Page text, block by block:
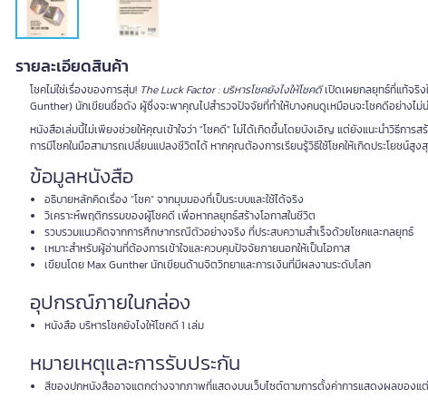
รายละเอียดสินค้า
โชคไม่ใช่เรื่องของการสุ่ม! The Luck Factor : บริหารโชคยังไงให้โชคดีเปิดเผยกลยุทธ์ที่แท้จริง
Gunther) นักเขียนชื่อดัง ผู้ซึ่งจะพาคุณไปสำรวจปัจจัยที่ทำให้บางคนดูเหมือนจะโชคดีอย่างไม่
หนังสือเล่มนี้ไม่เพียงช่วยให้คุณเข้าใจว่า "โชคดี" ไม่ได้เกิดขึ้นโดยบังเอิญ แต่ยังแนะนำวิธีการ
การมีโชคในมือสามารถเปลี่ยนแปลงชีวิตได้ หากคุณต้องการเรียนรู้วิธีใช้โชคให้เกิดประโยช
ข้อมูลหนังสือ
อธิบายหลักคิดเรื่อง “โชค” จากมุมมองที่เป็นระบบและใช้ได้จริง
วิเคราะห์พฤติกรรมของผู้โชคดี เพื่อหากลยุทธ์สร้างโอกาสในชีวิต
รวบรวมแนวคิดจากการศึกษากรณีตัวอย่างจริง ที่ประสบความสำเร็จด้วยโชคและกลยุทธ์
เหมาะสำหรับผู้อ่านที่ต้องการเข้าใจและควบคุมปัจจัยภายนอกให้เป็นโอกาส
เขียนโดย Max Gunther นักเขียนด้านจิตวิทยาและการเงินที่มีผลงานระดับโลก
อุปกรณ์ภายในกล่อง
หนังสือ บริหารโชคยังไงให้โชคดี 1 เล่ม
หมายเหตุและการรับประกัน
สีของปกหนังสืออาจแตกต่างจากภาพที่แสดงบนเว็บไซต์ตามการตั้งค่าการแสดงผลของแ